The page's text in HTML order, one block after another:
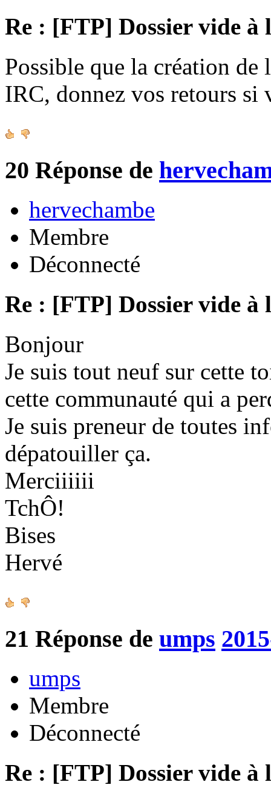
Re : [FTP] Dossier vide à
Possible que la création de
IRC, donnez vos retours si
20 Réponse de
hervechambe
Membre
Déconnecté
Re : [FTP] Dossier vide à
Bonjour
Je suis tout neuf sur cette
cette communauté qui a
Je suis preneur de toutes
dépatouiller ça.
Merciiiiii
TchÔ!
Bises
Hervé
21 Réponse de umps
umps
Membre
Déconnecté
Re : [FTP] Dossier vide à